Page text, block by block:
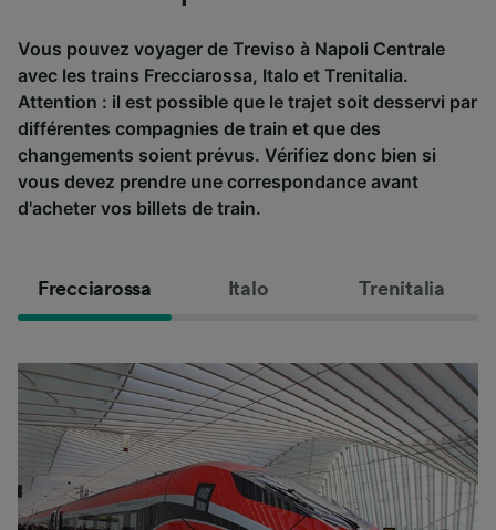
Vous pouvez voyager de Treviso à Napoli Centrale
avec les trains Frecciarossa, Italo et Trenitalia.
Attention : il est possible que le trajet soit desservi par
différentes compagnies de train et que des
changements soient prévus. Vérifiez donc bien si
vous devez prendre une correspondance avant
d'acheter vos billets de train.
Frecciarossa Italo Trenitalia